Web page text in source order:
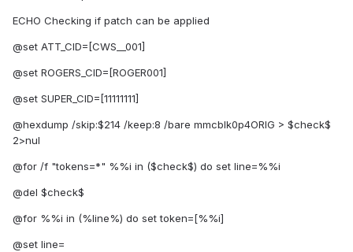
ECHO Checking if patch can be applied
@set ATT_CID=[CWS__001]
@set ROGERS_CID=[ROGER001]
@set SUPER_CID=[11111111]
@hexdump /skip:$214 /keep:8 /bare mmcblk0p4ORIG > $check$
2>nul
@for /f "tokens=*" %%i in ($check$) do set line=%%i
@del $check$
@for %%i in (%line%) do set token=[%%i]
@set line=